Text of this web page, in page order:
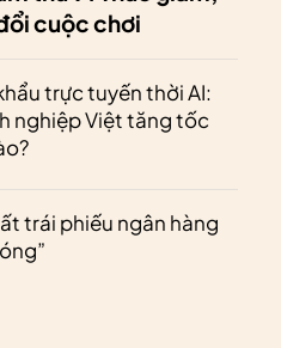
cuộc chơi
trực tuyến thời AI:
nghiệp Việt tăng tốc
trái phiếu ngân hàng